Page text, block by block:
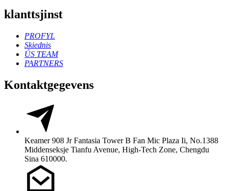
klanttsjinst
PROFYL
Skiednis
ÚS TEAM
PARTNERS
Kontaktgegevens
Keamer 908 Jr Fantasia Tower B Fan Mic Plaza Ii, No.1388
Middenseksje Tianfu Avenue, High-Tech Zone, Chengdu
Sina 610000.